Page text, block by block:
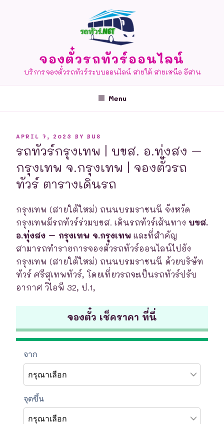
จองตั๋วรถทัวร์ออนไลน์
บริการจองตั๋วรถทัวร์ระบบออนไลน์ สายใต้ สายเหนือ อีสาน
Menu
POSTED
APRIL 7, 2023 BY BUS
รถทัวร์กรุงเทพ | บขส. อ.ทุ่งสง –
กรุงเทพ จ.กรุงเทพ | จองตั๋วรถ
ทัวร์ ตารางเดินรถ
กรุงเทพ (สายใต้ใหม่) ถนนบรมราชนนี จังหวัด
กรุงเทพมีรถทัวร์ร่วมบขส. เดินรถทัวร์เส้นทาง บขส.
อ.ทุ่งสง – กรุงเทพ จ.กรุงเทพ และที่สำคัญ
สามารถทำรายการจองตั๋วรถทัวร์ออนไลน์ไปยัง
กรุงเทพ (สายใต้ใหม่) ถนนบรมราชนนี ด้วยบริษัท
ทัวร์ ศรีสุเทพทัวร์, โดยเที่ยวรถจะเป็นรถทัวร์ปรับ
อากาศ วิไอพี 32, ป.1,
จองตั๋ว เช็คราคา ที่นี่